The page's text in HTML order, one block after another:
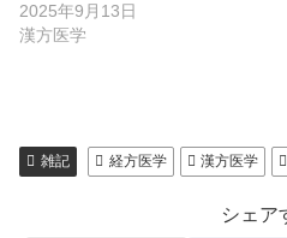
2025年9月13日
漢方医学
雑記 経方医学 漢方医学
シェア